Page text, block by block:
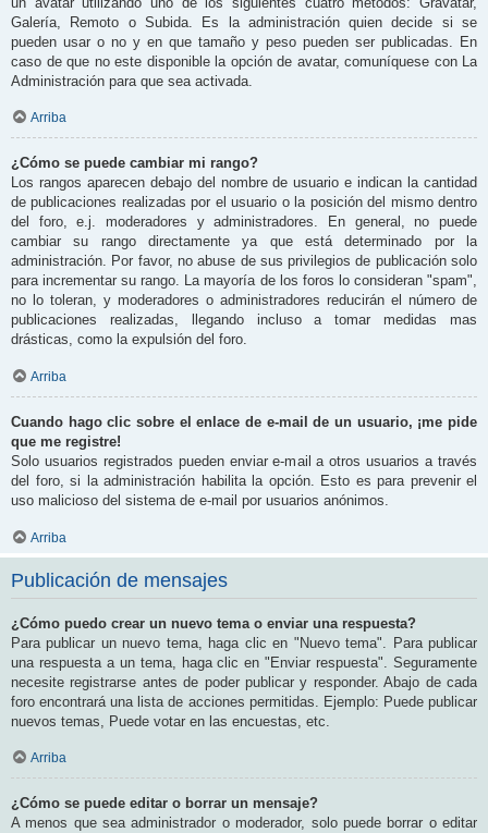
Galería, Remoto o Subida. Es la administración quien decide si se
pueden usar o no y en que tamaño y peso pueden ser publicadas. En
caso de que no este disponible la opción de avatar, comuníquese con La
Administración para que sea activada.
Arriba
¿Cómo se puede cambiar mi rango?
Los rangos aparecen debajo del nombre de usuario e indican la cantidad
de publicaciones realizadas por el usuario o la posición del mismo dentro
del foro, e.j. moderadores y administradores. En general, no puede
cambiar su rango directamente ya que está determinado por la
administración. Por favor, no abuse de sus privilegios de publicación solo
para incrementar su rango. La mayoría de los foros lo consideran "spam",
no lo toleran, y moderadores o administradores reducirán el número de
publicaciones realizadas, llegando incluso a tomar medidas mas
drásticas, como la expulsión del foro.
Arriba
Cuando hago clic sobre el enlace de e-mail de un usuario, ¡me pide
que me registre!
Solo usuarios registrados pueden enviar e-mail a otros usuarios a través
del foro, si la administración habilita la opción. Esto es para prevenir el
uso malicioso del sistema de e-mail por usuarios anónimos.
Arriba
Publicación de mensajes
¿Cómo puedo crear un nuevo tema o enviar una respuesta?
Para publicar un nuevo tema, haga clic en "Nuevo tema". Para publicar
una respuesta a un tema, haga clic en "Enviar respuesta". Seguramente
necesite registrarse antes de poder publicar y responder. Abajo de cada
foro encontrará una lista de acciones permitidas. Ejemplo: Puede publicar
nuevos temas, Puede votar en las encuestas, etc.
Arriba
¿Cómo se puede editar o borrar un mensaje?
A menos que sea administrador o moderador, solo puede borrar o editar